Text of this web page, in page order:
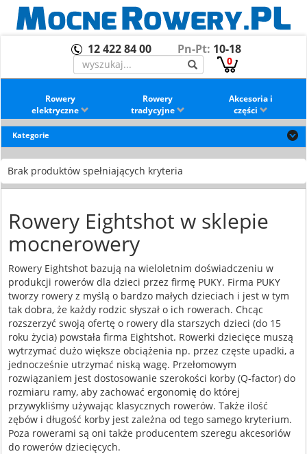
12 422 84 00 Pn-Pt: 10-18
0
Rowery
elektryczne
Rowery
tradycyjne
Akcesoria i
części
Kategorie
Brak produktów spełniających kryteria
Rowery Eightshot w sklepie
mocnerowery
Rowery Eightshot bazują na wieloletnim doświadczeniu w
produkcji rowerów dla dzieci przez firmę PUKY. Firma PUKY
tworzy rowery z myślą o bardzo małych dzieciach i jest w tym
tak dobra, że każdy rodzic słyszał o ich rowerach. Chcąc
rozszerzyć swoją ofertę o rowery dla starszych dzieci (do 15
roku życia) powstała firma Eightshot. Rowerki dziecięce muszą
wytrzymać dużo większe obciążenia np. przez częste upadki, a
jednocześnie utrzymać niską wagę. Przełomowym
rozwiązaniem jest dostosowanie szerokości korby (Q-factor) do
rozmiaru ramy, aby zachować ergonomię do której
przywykliśmy używając klasycznych rowerów. Także ilość
zębów i długość korby jest zależna od tego samego kryterium.
Poza rowerami są oni także producentem szeregu akcesoriów
do rowerów dziecięcych.